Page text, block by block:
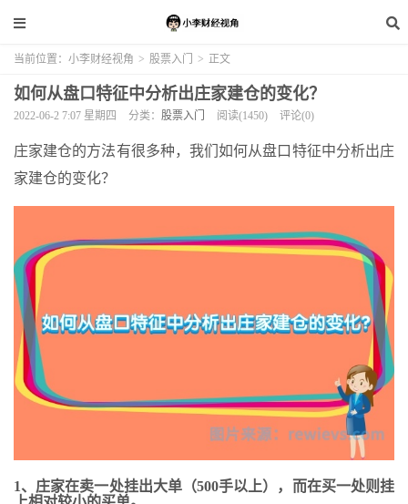
当前位置： 小李财经视角 > 股票入门 > 正文
如何从盘口特征中分析出庄家建仓的变化？
2022-06-2 7:07 星期四 分类： 股票入门 阅读(1450) 评论(0)
庄家建仓的方法有很多种，我们如何从盘口特征中分析出庄
家建仓的变化？
1、庄家在卖一处挂出大单（500手以上），而在买一处则挂